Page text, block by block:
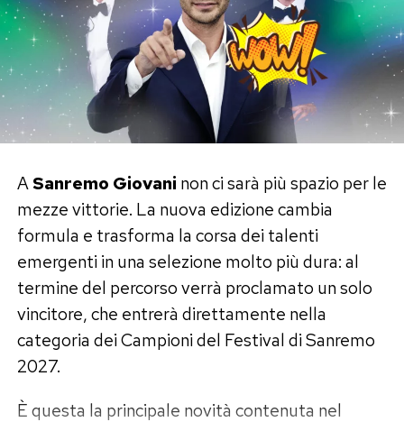
ASanremo Giovani non ci sarà più spazio per le
mezze vittorie. La nuova edizione cambia
formula e trasforma la corsa dei talenti
emergenti in una selezione molto più dura: al
termine del percorso verrà proclamato un solo
vincitore, che entrerà direttamente nella
categoria dei Campioni del Festival di Sanremo
2027.
È questa la principale novità contenuta nel